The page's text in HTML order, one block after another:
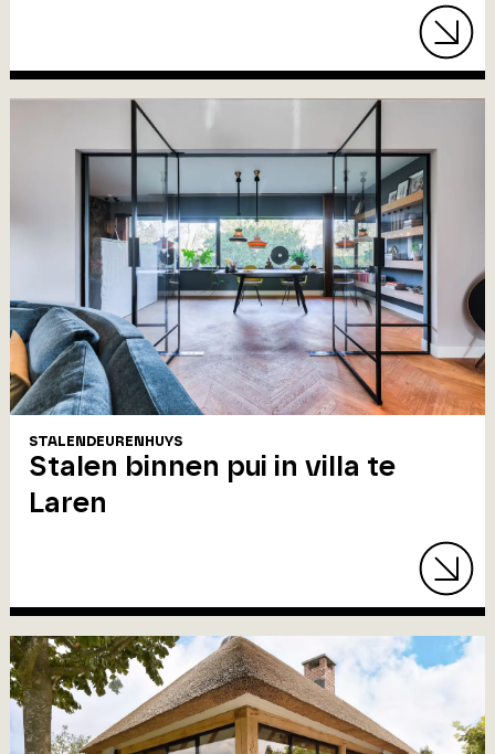
STALENDEURENHUYS
Stalen binnen pui in villa te
Laren